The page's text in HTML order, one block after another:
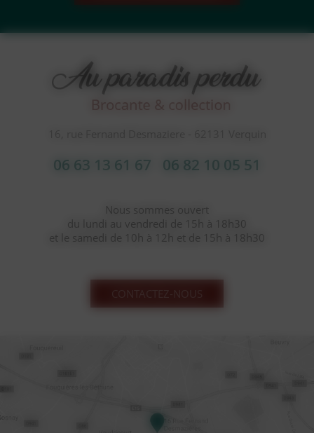
06 63 13 61 67 06 82 10 05 51
Nous sommes ouvert
du lundi au vendredi de 15h à 18h30
et le samedi de 10h à 12h et de 15h à 18h30